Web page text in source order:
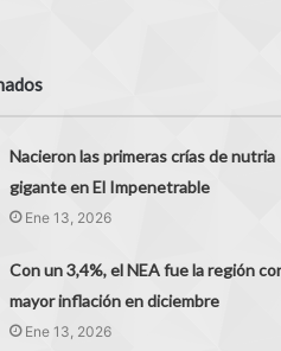
Nacieron las primeras crías de nutria
gigante en El Impenetrable
Ene 13, 2026
Con un 3,4%, el NEA fue la región
mayor inflación en diciembre
Ene 13, 2026